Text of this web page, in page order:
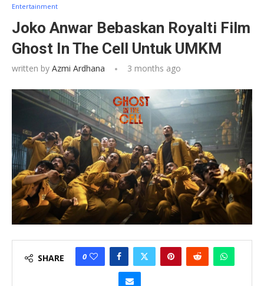
Entertainment
Joko Anwar Bebaskan Royalti Film
Ghost In The Cell Untuk UMKM
written by Azmi Ardhana 3 months ago
SHARE 0